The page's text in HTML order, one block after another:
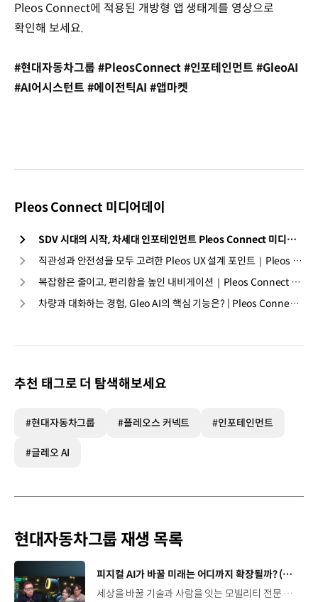
Pleos Connect에 적용된 개방형 앱 생태계를 영상으로
확인해 보세요.
#현대자동차그룹 #PleosConnect #인포테인먼트 #GleoAI
#AI어시스턴트 #에이전틱AI #앱마켓
Pleos Connect 미디어데이
SDV 시대의 시작, 차세대 인포테인먼트 Pleos Connect 미디어데이
직관성과 안전성을 모두 고려한 Pleos UX 설계 포인트｜Pleos Connect 미디어데이
복잡함은 줄이고, 편리함을 높인 내비게이션｜Pleos Connect 미디어데이
차량과 대화하는 경험, Gleo AI의 핵심 기능은? | Pleos Connect 미디어데이
추천 태그로 더 탐색해보세요
#현대자동차그룹 #플레오스 커넥트 #인포테인먼트
#글레오 AI
현대자동차그룹 재생 목록
[동영상]
피지컬 AI가 바꿀 미래는 어디까지 확장될까? (with 카이스트 김대식 교수) | 현대진행형 팟캐스트 EP. 22
세상을 바꿀 기술과 사람을 잇는 모빌리티 전문 팟캐스트, 현대진행형. 🔊과학커뮤니케이터 이독실, 여도은 앵커‬,그리고 카이스트 김대식 교수와 함께했습니다. 이제는 AI가 물건을 옮기고, 사람을 돕고, 함께 일하는 시대! 스물두 번째 에피소드에서는 몸을 가진 AI, ‘피지컬 AI’를 주제로휴머노이드가 사람을 닮은 이유부터 산업과 일상에 가져올 변화,그리고 현대자동차그룹이 준비하는 피지컬 AI의 미래까지 이야기합니다. 화면 밖을 나와 몸을 갖게 된 AI, 우리의 일상은 어떻게 달라질까요?현대진행형 22편에서 확인해 보세요. 현대진행형 팟빵 ▶현대진행형 애플 팟캐스트 ▶현대진행형 스포티파이 ▶ 00:00 하이라이트00:37 출연진 소개01:00 몸을 가진 AI, 피지컬 AI란?01:31 10년 만에 달라진 휴머노이드 기술02:42 도구로 능력을 확장해 온 인간04:51 인간의 의지까지 확장하는 AI05:30 휴머노이드는 왜 사람을 닮았을까?07:18 휴머노이드 개발에 남은 가장 큰 과제07:31 인간의 손과 다른 아틀라스의 손08:36 피지컬 AI가 가장 먼저 필요한 분야09:32 AI 시대, 노동의 의미는 달라질까?12:13 아직 1%도 시작하지 않은 피지컬 AI16:28 현대자동차그룹이 준비해 온 피지컬 AI17:31 미래 모빌리티는 어떤 모습일까?19:14 현대자동차그룹이 가진 풀스택 경쟁력20:10 피지컬 AI의 성능을 결정하는 모션 데이터22:49 휴머노이드와 함께 일하는 시대23:51 클로징 *본 영상에 포함된 참여자의 의견은 현대자동차그룹의 공식 입장과 다를 수 있습니다. #현대자동차그룹 #현대진행형 #모빌리티팟캐스트 #피지컬AI #휴머노이드 #보스턴다이나믹스 #아틀라스 #미래모빌리티 #모빌리티 #팟캐스트